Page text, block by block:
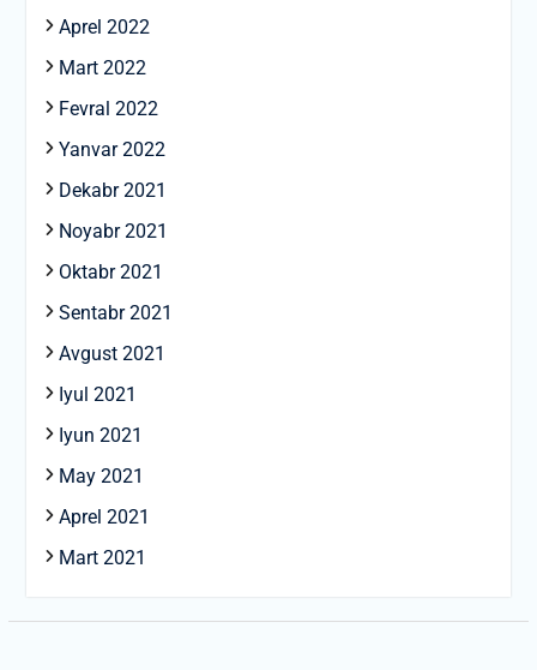
Aprel 2022
Mart 2022
Fevral 2022
Yanvar 2022
Dekabr 2021
Noyabr 2021
Oktabr 2021
Sentabr 2021
Avgust 2021
Iyul 2021
Iyun 2021
May 2021
Aprel 2021
Mart 2021